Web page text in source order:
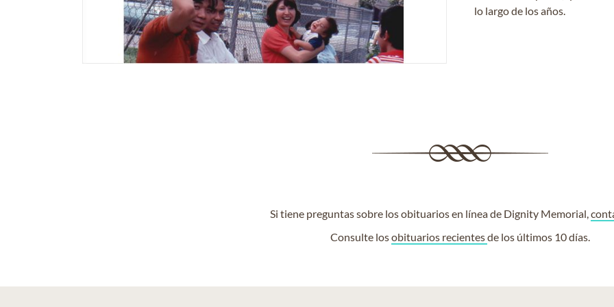
lo largo de los años.
Si tiene preguntas sobre los obituarios en línea de Dignity Memorial,
Consulte losobituarios recientesde los últimos 10 días.